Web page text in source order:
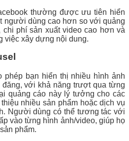
thường được ưu tiên hiển
người dùng cao hơn so với quảng
chi phí sản xuất video cao hơn và
việc xây dựng nội dung.
phép bạn hiển thị nhiều hình ảnh
đăng, với khả năng trượt qua từng
quảng cáo này lý tưởng cho các
nhiều sản phẩm hoặc dịch vụ
Người dùng có thể tương tác với
vào từng hình ảnh/video, giúp họ
phẩm.